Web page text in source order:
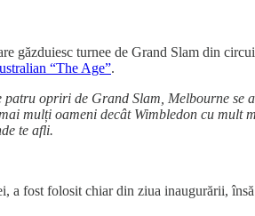
găzduiesc turnee de Grand Slam din
“The Age”.
opriri de Grand Slam, Melbourne
mulți oameni decât Wimbledon cu
te afli.
a fost folosit chiar din ziua inaugurării,